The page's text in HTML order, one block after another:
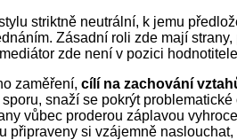
striktně neutrální, k jemu
Zásadní roli zde mají
zde není v pozici
zaměření, cílí na zachování
snaží se pokrýt
vůbec proderou záplavou
připraveny si vzájemně